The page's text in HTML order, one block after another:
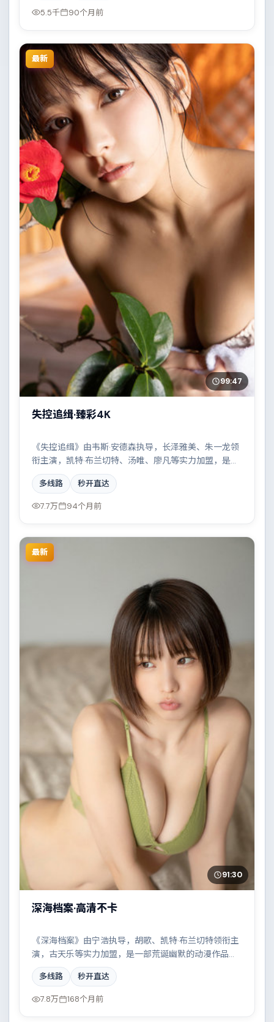
味。5.5千 90个月前
最新
99:47
失控追缉·臻彩4K
《失控追缉》由韦斯·安德森执导，长泽雅美、朱一龙领
衔主演，凯特·布兰切特、汤唯、廖凡等实力加盟，是一
部冷峻克制的惊悚作品。故事主要发生在墨西哥，都市
霓虹下的人性试炼与自我救赎。影片在视听语言与叙事
节奏上均有突破，适合喜欢深度叙事的观众。
多线路 秒开直达
7.7万 94个月前
最新
91:30
深海档案·高清不卡
《深海档案》由宁浩执导，胡歌、凯特·布兰切特领衔主
演，古天乐等实力加盟，是一部荒诞幽默的动漫作品。
故事主要发生在西班牙，边境线上的对峙与谈判扣人心
弦。影片在视听语言与叙事节奏上均有突破，适合喜欢
深度叙事的观众。
多线路 秒开直达
7.8万 168个月前